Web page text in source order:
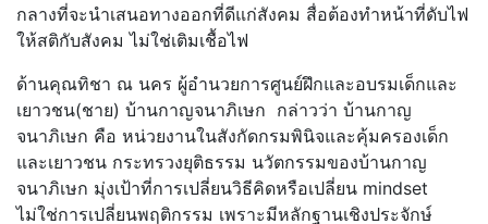
กลางที่จะนำเสนอทางออกที่ดีแก่สังคม สื่อต้องทำหน้าที่ดับไฟ
ให้สติกับสังคม ไม่ใช่เติมเชื้อไฟ
ด้านคุณทิชา ณ นคร ผู้อำนวยการศูนย์ฝึกและอบรมเด็กและ
เยาวชน(ชาย) บ้านกาญจนาภิเษก กล่าวว่า บ้านกาญ
จนาภิเษก คือ หน่วยงานในสังกัดกรมพินิจและคุ้มครองเด็ก
และเยาวชน กระทรวงยุติธรรม นวัตกรรมของบ้านกาญ
จนาภิเษก มุ่งเป้าที่การเปลี่ยนวิธีคิดหรือเปลี่ยน mindset
ไม่ใช่การเปลี่ยนพฤติกรรม เพราะมีหลักฐานเชิงประจักษ์